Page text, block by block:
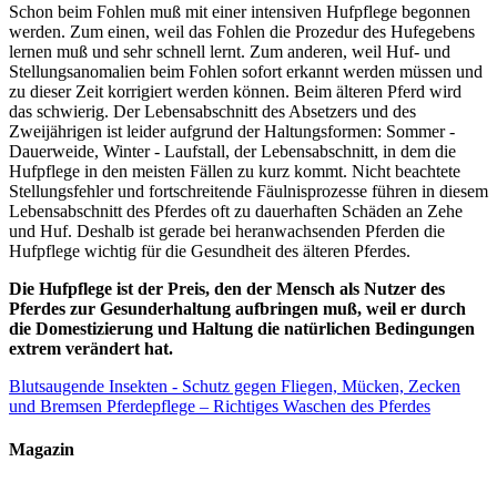
Schon beim Fohlen muß mit einer intensiven Hufpflege begonnen
werden. Zum einen, weil das Fohlen die Prozedur des Hufegebens
lernen muß und sehr schnell lernt. Zum anderen, weil Huf- und
Stellungsanomalien beim Fohlen sofort erkannt werden müssen und
zu dieser Zeit korrigiert werden können. Beim älteren Pferd wird
das schwierig. Der Lebensabschnitt des Absetzers und des
Zweijährigen ist leider aufgrund der Haltungsformen: Sommer -
Dauerweide, Winter - Laufstall, der Lebensabschnitt, in dem die
Hufpflege in den meisten Fällen zu kurz kommt. Nicht beachtete
Stellungsfehler und fortschreitende Fäulnisprozesse führen in diesem
Lebensabschnitt des Pferdes oft zu dauerhaften Schäden an Zehe
und Huf. Deshalb ist gerade bei heranwachsenden Pferden die
Hufpflege wichtig für die Gesundheit des älteren Pferdes.
Die Hufpflege ist der Preis, den der Mensch als Nutzer des
Pferdes zur Gesunderhaltung aufbringen muß, weil er durch
die Domestizierung und Haltung die natürlichen Bedingungen
extrem verändert hat.
Blutsaugende Insekten - Schutz gegen Fliegen, Mücken, Zecken
und Bremsen Pferdepflege – Richtiges Waschen des Pferdes
Magazin